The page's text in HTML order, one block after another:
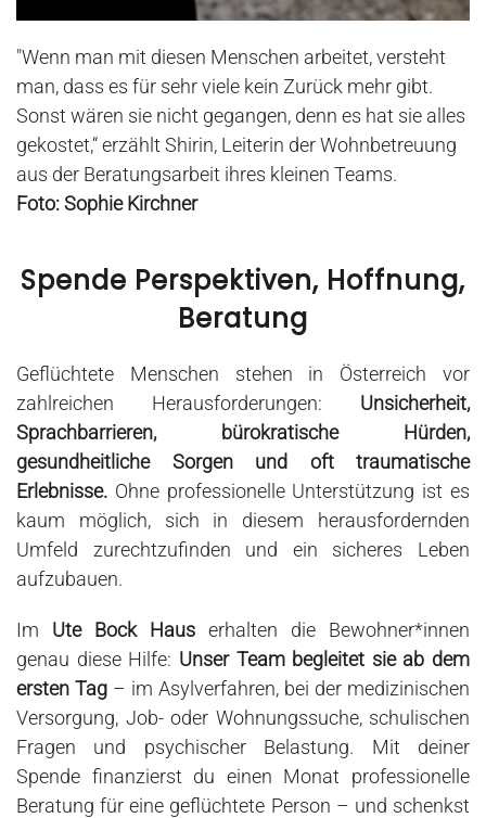
"Wenn man mit diesen Menschen arbeitet, versteht
man, dass es für sehr viele kein Zurück mehr gibt.
Sonst wären sie nicht gegangen, denn es hat sie alles
gekostet,“ erzählt Shirin, Leiterin der Wohnbetreuung
aus der Beratungsarbeit ihres kleinen Teams.
Foto: Sophie Kirchner
Spende Perspektiven, Hoffnung,
Beratung
Geflüchtete Menschen stehen in Österreich vor
zahlreichen Herausforderungen:
Unsicherheit,
Sprachbarrieren, bürokratische Hürden,
gesundheitliche Sorgen und oft traumatische
Erlebnisse. Ohne professionelle Unterstützung ist es
kaum möglich, sich in diesem herausfordernden
Umfeld zurechtzufinden und ein sicheres Leben
aufzubauen.
Im Ute Bock Haus erhalten die Bewohner*innen
genau diese Hilfe: Unser Team begleitet sie ab dem
ersten Tag – im Asylverfahren, bei der medizinischen
Versorgung, Job- oder Wohnungssuche, schulischen
Fragen und psychischer Belastung. Mit deiner
Spende finanzierst du einen Monat professionelle
Beratung für eine geflüchtete Person – und schenkst